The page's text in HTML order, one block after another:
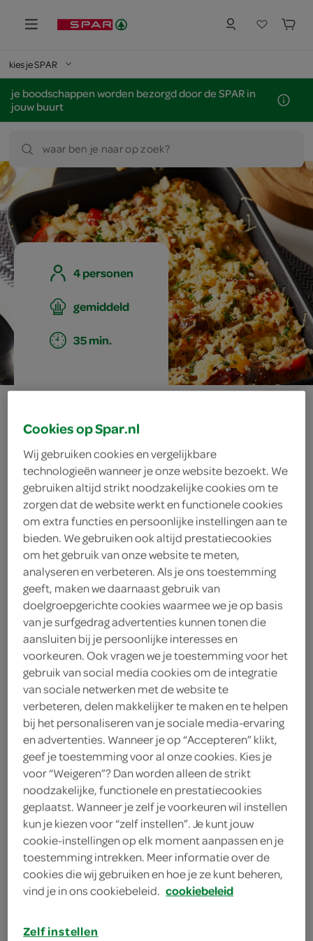
kies je SPAR
je boodschappen worden bezorgd door de SPAR in
jouw buurt
waar ben je naar op zoek?
4 personen
gemiddeld
35 min.
stroganoff uit de
oven
ingrediënten
75 gram belegen kaas
2 sneeën bruinbrood
200 milliliter crème fraîche
100 milliliter groentebouillon
2 theelepels gerookt
paprikapoeder
2 theelepels paprikapoeder
1 bosje peterselie
2 augurken
100 gram zilveruitjes
1 blikje tomatenpuree
2 teentjes knoflook
Cookies op Spar.nl
Wij gebruiken cookies en vergelijkbare
technologieën wanneer je onze website bezoekt. We
gebruiken altijd strikt noodzakelijke cookies om te
zorgen dat de website werkt en functionele cookies
om extra functies en persoonlijke instellingen aan te
bieden. We gebruiken ook altijd prestatiecookies
om het gebruik van onze website te meten,
analyseren en verbeteren. Als je ons toestemming
geeft, maken we daarnaast gebruik van
doelgroepgerichte cookies waarmee we je op basis
van je surfgedrag advertenties kunnen tonen die
aansluiten bij je persoonlijke interesses en
voorkeuren. Ook vragen we je toestemming voor het
gebruik van social media cookies om de integratie
van sociale netwerken met de website te
verbeteren, delen makkelijker te maken en te helpen
bij het personaliseren van je sociale media-ervaring
en advertenties. Wanneer je op “Accepteren” klikt,
geef je toestemming voor al onze cookies. Kies je
voor “Weigeren”? Dan worden alleen de strikt
noodzakelijke, functionele en prestatiecookies
geplaatst. Wanneer je zelf je voorkeuren wil instellen
kun je kiezen voor “zelf instellen”. Je kunt jouw
cookie-instellingen op elk moment aanpassen en je
toestemming intrekken. Meer informatie over de
cookies die wij gebruiken en hoe je ze kunt beheren,
vind je in ons cookiebeleid. cookiebeleid
Zelf instellen